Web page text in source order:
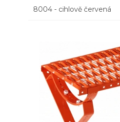
8004 - cihlově červená